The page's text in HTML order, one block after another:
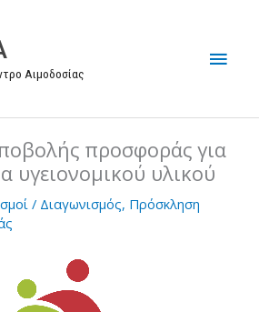
Αιμοδοσίας
προσφοράς για
υγειονομικού υλικού
/ Διαγωνισμός, Πρόσκληση